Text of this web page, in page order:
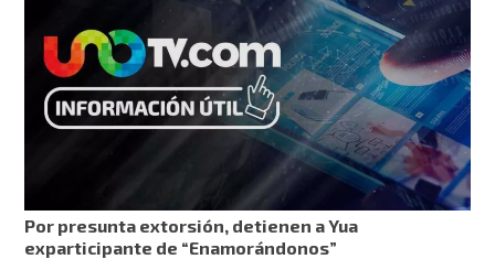
Por presunta extorsión, detienen a Yua
exparticipante de “Enamorándonos”